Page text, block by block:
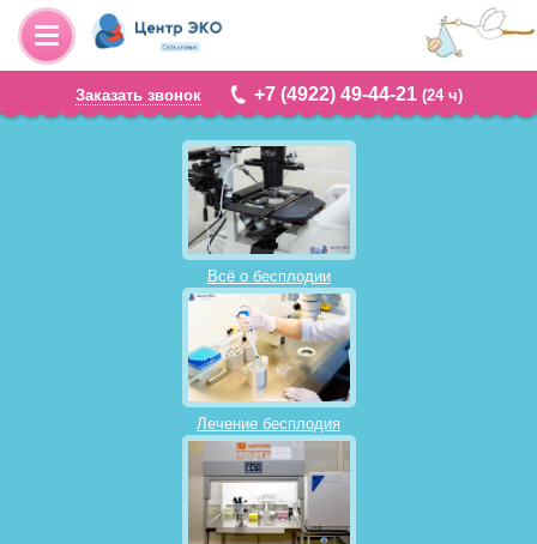
Заказать звонок +7 (4922) 49-44-21 (24 ч)
Всё о бесплодии
Лечение бесплодия